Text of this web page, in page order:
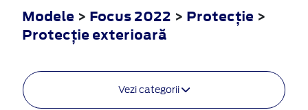
Modele > Focus 2022 > Protecţie >
Protecţie exterioară
Vezi categorii